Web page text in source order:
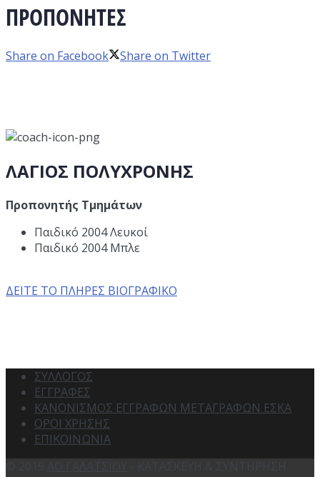
ΠΡΟΠΟΝΗΤΕΣ
Share on Facebook Share on Twitter
ΛΑΓΙΟΣ ΠΟΛΥΧΡΟΝΗΣ
Προπονητής Τμημάτων
Παιδικό 2004 Λευκοί
Παιδικό 2004 Μπλε
ΔΕΙΤΕ ΤΟ ΠΛΗΡΕΣ ΒΙΟΓΡΑΦΙΚΟ
ΣΥΛΛΟΓΟΣ
ΕΓΓΡΑΦΕΣ
ΚΑΝΟΝΙΣΜΟΣ ΕΓΓΡΑΦΩΝ ΜΕΤΑΓΡΑΦΩΝ ΕΣΚΑ
ΟΡΟΙ ΧΡΗΣΗΣ
ΕΠΙΚΟΙΝΩΝΙΑ